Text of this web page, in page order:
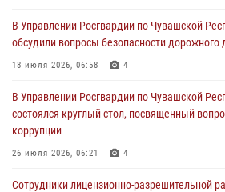
Директор Росгвардии Герой России генерал
поздравил специалистов подразделений
01 августа 2026, 00:01
В Управлении Росгвардии по Чувашской
обсудили вопросы безопасности дорожного
18 июля 2026, 06:58 4
В Управлении Росгвардии по Чувашской
состоялся круглый стол, посвященный
коррупции
26 июля 2026, 06:21 4
Сотрудники лицензионно-разрешительной